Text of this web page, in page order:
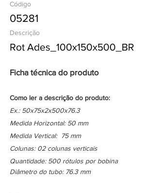
Código
05281
Descrição
Rot Ades_100x150x500_BR
Ficha técnica do produto
Como ler a descrição do produto:
Ex.: 50x75x2x500x76.3
Medida Horizontal: 50 mm
Medida Vertical: 75 mm
Colunas: 02 colunas verticais
Quantidade: 500 rótulos por bobina
Diâmetro do tubo: 76.3 mm